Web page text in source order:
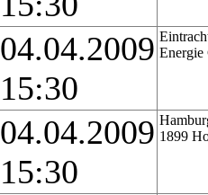
04.04.2009
15:30
Energie
04.04.2009
15:30
1899